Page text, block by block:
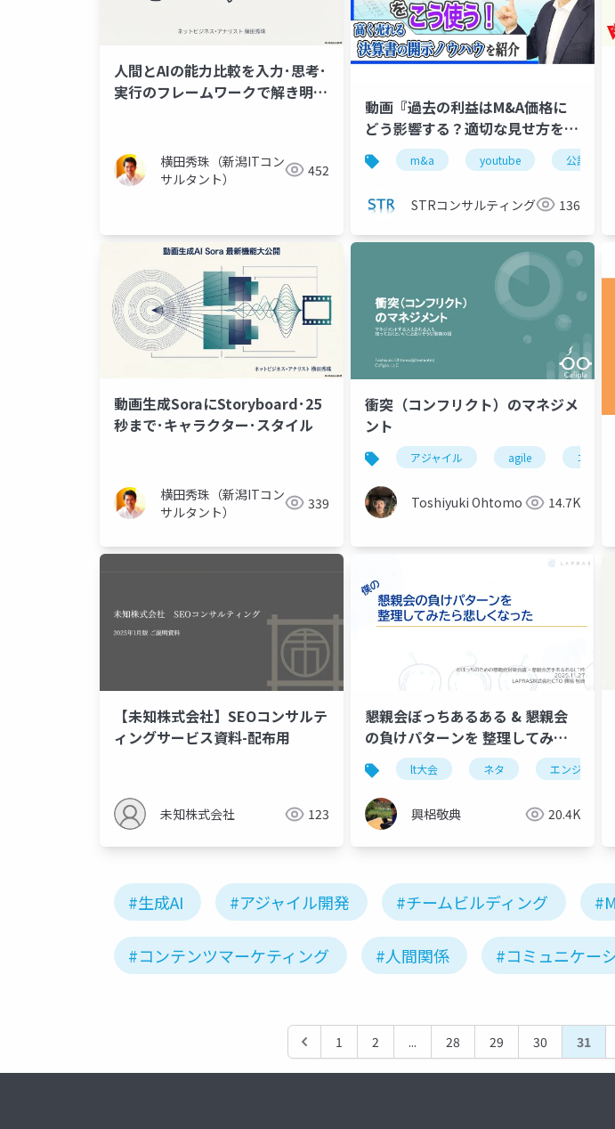
人間とAIの能力比較を入力･思考･
実行のフレームワークで解き明か
横田秀珠（新潟ITコン
サルタント）
452
動画『過去の利益はM&A価格に
どう影響する？適切な見せ方を公
認会計士が解説！』で投影した資
料
m&a youtube 公認会計
STRコンサルティング 136
動画生成SoraにStoryboard･25
秒まで･キャラクター･スタイル
横田秀珠（新潟ITコン
サルタント）
339
衝突（コンフリクト）のマネジメ
ント
アジャイル agile コンフ
Toshiyuki Ohtomo 14.7K
【未知株式会社】SEOコンサルテ
ィングサービス資料-配布用
未知株式会社 123
懇親会ぼっちあるある & 懇親会
の負けパターンを 整理してみた
悲しくなった
lt大会 ネタ エンジニア
興梠敬典 20.4K
#生成AI #アジャイル開発 #チームビルディング
#コンテンツマーケティング #人間関係 #コミュニケー
1 2 ... 28 29 30 31